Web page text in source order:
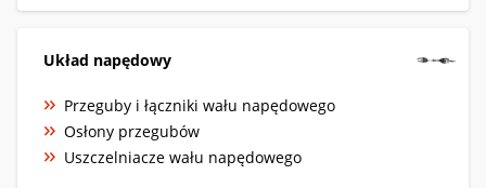
Układ napędowy
Przeguby i łączniki wału napędowego
Osłony przegubów
Uszczelniacze wału napędowego